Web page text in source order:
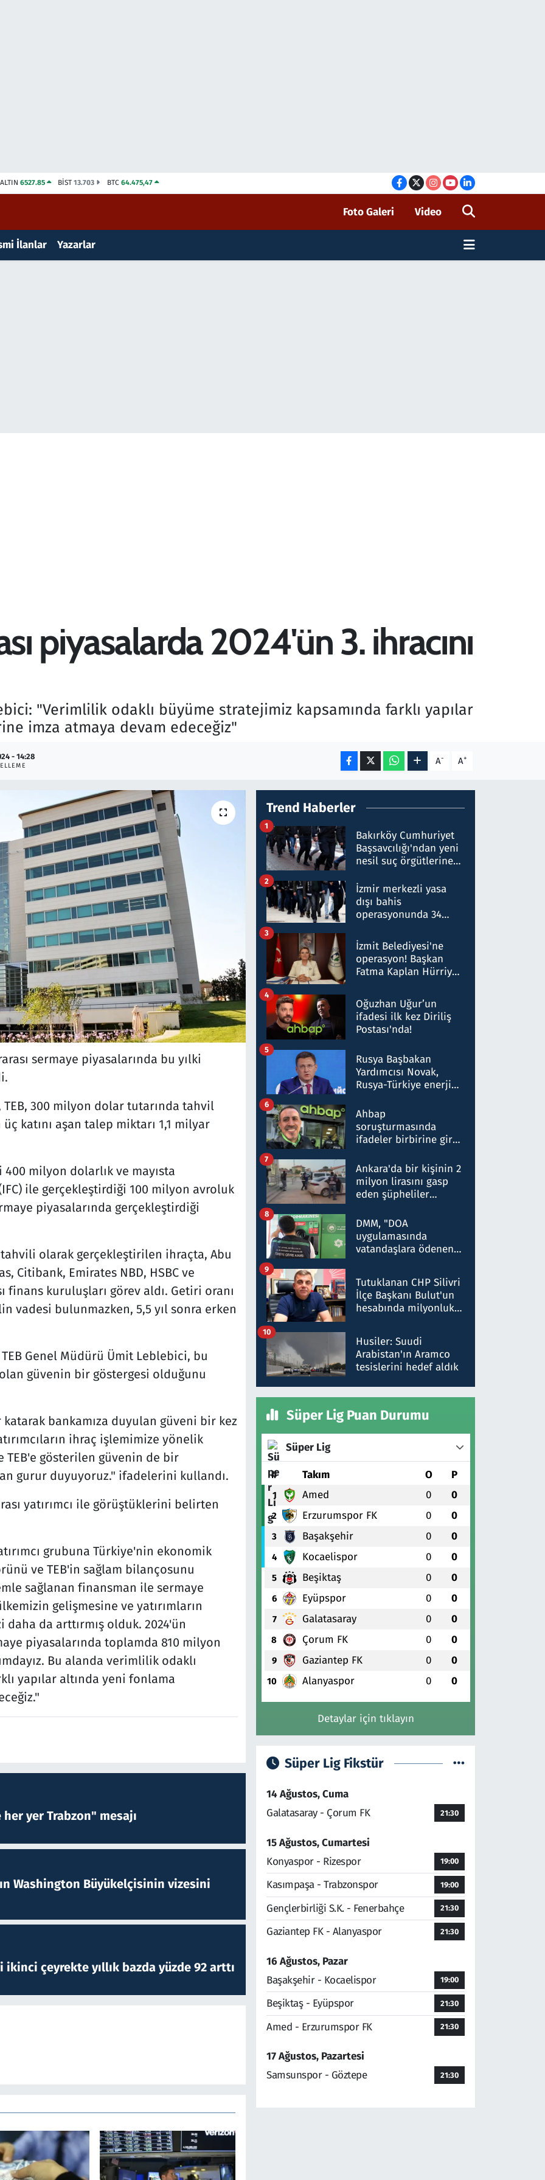
ALTIN 6527.85 BİST13.703 BTC 64.475,47
Foto Galeri Video
İlanlar Yazarlar
piyasalarda 2024'ün 3. ihracını
"Verimlilik odaklı büyüme stratejimiz kapsamında farklı yapılar
imza atmaya devam edeceğiz"
- 14:28 A- A+
sermaye piyasalarında bu yılki
TEB, 300 milyon dolar tutarında tahvil
katını aşan talep miktarı 1,1 milyar
milyon dolarlık ve mayısta
ile gerçekleştirdiği 100 milyon avroluk
piyasalarında gerçekleştirdiği
olarak gerçekleştirilen ihraçta, Abu
Citibank, Emirates NBD, HSBC ve
kuruluşları görev aldı. Getiri oranı
vadesi bulunmazken, 5,5 yıl sonra erken
Genel Müdürü Ümit Leblebici, bu
güvenin bir göstergesi olduğunu
bankamıza duyulan güveni bir kez
ihraç işlemimize yönelik
gösterilen güvenin de bir
gurur duyuyoruz." ifadelerini kullandı.
yatırımcı ile görüştüklerini belirten
grubuna Türkiye'nin ekonomik
ve TEB'in sağlam bilançosunu
sağlanan finansman ile sermaye
gelişmesine ve yatırımların
da arttırmış olduk. 2024'ün
piyasalarında toplamda 810 milyon
Bu alanda verimlilik odaklı
yapılar altında yeni fonlama
yer Trabzon" mesajı
Washington Büyükelçisinin vizesini
çeyrekte yıllık bazda yüzde 92 arttı
Trend Haberler
Bakırköy Cumhuriyet
Başsavcılığı'ndan yeni
nesil suç örgütlerine
hakkında gözaltı kararı
1
İzmir merkezli yasa
dışı bahis
operasyonunda 34
Milyar liralık para
trafiği tespit edildi
2
İzmit Belediyesi'ne
operasyon! Başkan
Fatma Kaplan Hürriyet
3
Oğuzhan Uğur’un
ifadesi ilk kez Diriliş
Postası'nda!
4
Rusya Başbakan
Yardımcısı Novak,
Rusya-Türkiye enerji
nitelikte olduğunu
belirtti
5
Ahbap
soruşturmasında
ifadeler birbirine girdi:
ifadelerinden ortaya
çıkan tablo şok etti
6
Ankara'da bir kişinin 2
milyon lirasını gasp
eden şüpheliler
7
DMM, "DOA
uygulamasında
vatandaşlara ödenen
düşürüldüğü" iddiasını
yalanladı
8
Tutuklanan CHP Silivri
İlçe Başkanı Bulut'un
hesabında milyonluk
talimat verdi, ben
gönderdim
9
Husiler: Suudi
Arabistan'ın Aramco
tesislerini hedef aldık
10
Süper Lig Puan Durumu
Süper Lig
# Takım O P
1 Amed 0 0
2 Erzurumspor FK 0 0
3 Başakşehir 0 0
4 Kocaelispor 0 0
5 Beşiktaş 0 0
6 Eyüpspor 0 0
7 Galatasaray 0 0
8 Çorum FK 0 0
9 Gaziantep FK 0 0
10 Alanyaspor 0 0
Detaylar için tıklayın
Süper Lig Fikstür
14 Ağustos, Cuma
Galatasaray - Çorum FK
21:30
15 Ağustos, Cumartesi
Konyaspor - Rizespor
19:00
Kasımpaşa - Trabzonspor 19:00
Gençlerbirliği S.K. - Fenerbahçe 21:30
Gaziantep FK - Alanyaspor 21:30
16 Ağustos, Pazar
Başakşehir - Kocaelispor
19:00
Beşiktaş - Eyüpspor 21:30
Amed - Erzurumspor FK 21:30
17 Ağustos, Pazartesi
Samsunspor - Göztepe
21:30